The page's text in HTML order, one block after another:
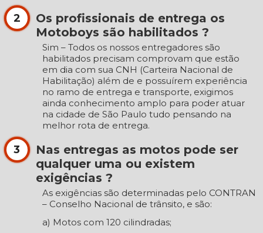
2
Os profissionais de entrega os
Motoboys são habilitados ?
Sim – Todos os nossos entregadores são
habilitados precisam comprovam que estão
em dia com sua CNH (Carteira Nacional de
Habilitação) além de e possuírem experiência
no ramo de entrega e transporte, exigimos
ainda conhecimento amplo para poder atuar
na cidade de São Paulo tudo pensando na
melhor rota de entrega.
3
Nas entregas as motos pode ser
qualquer uma ou existem
exigências ?
As exigências são determinadas pelo CONTRAN
– Conselho Nacional de trânsito, e são:
a) Motos com 120 cilindradas;